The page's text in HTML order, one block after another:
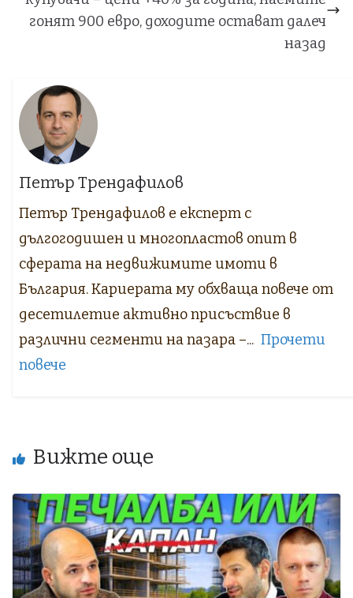
гонят 900 евро, доходите остават далеч
назад
Петър Трендафилов
Петър Трендафилов е експерт с
дългогодишен и многопластов опит в
сферата на недвижимите имоти в
България. Кариерата му обхваща повече от
десетилетие активно присъствие в
различни сегменти на пазара –... Прочети
повече
Вижте още